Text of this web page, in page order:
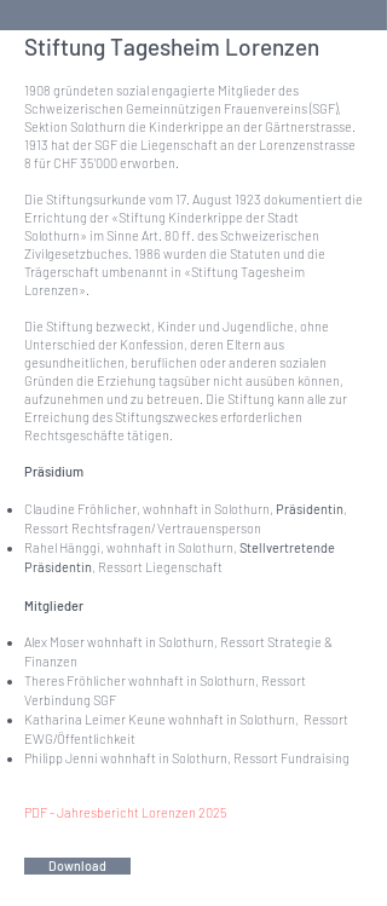
Stiftung Tagesheim Lorenzen
1908 gründeten sozial engagierte Mitglieder des
Schweizerischen Gemeinnützigen Frauenvereins (SGF),
Sektion Solothurn die Kinderkrippe an der Gärtnerstrasse.
1913 hat der SGF die Liegenschaft an der Lorenzenstrasse
8 für CHF 35'000 erworben.
Die Stiftungsurkunde vom 17. August 1923 dokumentiert die
Errichtung der «Stiftung Kinderkrippe der Stadt
Solothurn» im Sinne Art. 80 ff. des Schweizerischen
Zivilgesetzbuches. 1986 wurden die Statuten und die
Trägerschaft umbenannt in «Stiftung Tagesheim
Lorenzen».
Die Stiftung bezweckt, Kinder und Jugendliche, ohne
Unterschied der Konfession, deren Eltern aus
gesundheitlichen, beruflichen oder anderen sozialen
Gründen die Erziehung tagsüber nicht ausüben können,
aufzunehmen und zu betreuen. Die Stiftung kann alle zur
Erreichung des Stiftungszweckes erforderlichen
Rechtsgeschäfte tätigen.
Präsidium
Claudine Fröhlicher, wohnhaft in Solothurn, Präsidentin,
Ressort Rechtsfragen/ Vertrauensperson
Rahel Hänggi, wohnhaft in Solothurn, Stellvertretende
Präsidentin, Ressort Liegenschaft
Mitglieder​
Alex Moser wohnhaft in Solothurn, Ressort Strategie &
Finanzen
Theres Fröhlicher wohnhaft in Solothurn, Ressort
Verbindung SGF
Katharina Leimer Keune wohnhaft in Solothurn, Ressort
EWG/Öffentlichkeit
Philipp Jenni wohnhaft in Solothurn, Ressort Fundraising
PDF - Jahresbericht Lorenzen 2025
Download